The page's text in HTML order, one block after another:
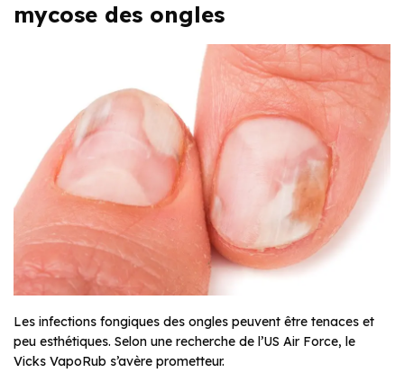
mycose des ongles
Les infections fongiques des ongles peuvent être tenaces et
peu esthétiques. Selon une recherche de l’US Air Force, le
Vicks VapoRub s’avère prometteur.